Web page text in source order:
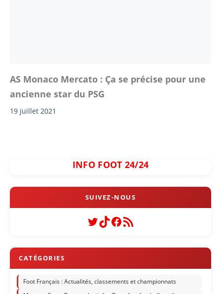
AS Monaco Mercato : Ça se précise pour une
ancienne star du PSG
19 juillet 2021
INFO FOOT 24/24
Twitter
TikTok
Facebook
Flux RSS
Foot Français : Actualités, classements et championnats